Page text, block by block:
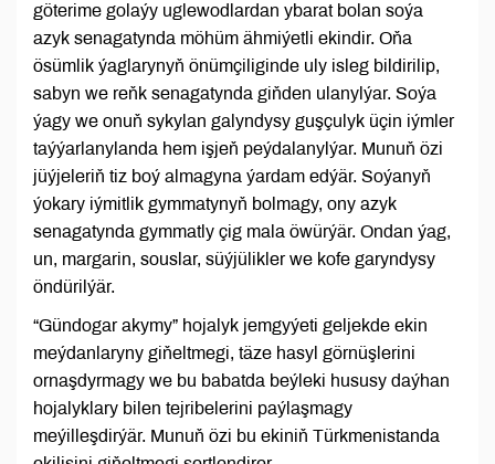
göterime golaýy uglewodlardan ybarat bolan soýa
azyk senagatynda möhüm ähmiýetli ekindir. Oňa
ösümlik ýaglarynyň önümçiliginde uly isleg bildirilip,
sabyn we reňk senagatynda giňden ulanylýar. Soýa
ýagy we onuň sykylan galyndysy guşçulyk üçin iýmler
taýýarlanylanda hem işjeň peýdalanylýar. Munuň özi
jüýjeleriň tiz boý almagyna ýardam edýär. Soýanyň
ýokary iýmitlik gymmatynyň bolmagy, ony azyk
senagatynda gymmatly çig mala öwürýär. Ondan ýag,
un, margarin, souslar, süýjülikler we kofe garyndysy
öndürilýär.
“Gündogar akymy” hojalyk jemgyýeti geljekde ekin
meýdanlaryny giňeltmegi, täze hasyl görnüşlerini
ornaşdyrmagy we bu babatda beýleki hususy daýhan
hojalyklary bilen tejribelerini paýlaşmagy
meýilleşdirýär. Munuň özi bu ekiniň Türkmenistanda